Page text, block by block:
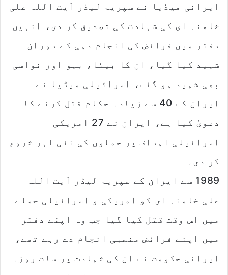
ایرانی میڈیا نے سپریم لیڈر آیت اللہ علی
خامنہ ای کی شہادت کی تصدیق کر دی، انہیں
دفتر میں فرائض کی انجام دہی کے دوران
شہید کیا گیا، ان کا بیٹا، بہو اور نواسی
بھی شہید ہو گئے، اسرائیلی میڈیا نے
ایران کے 40 سے زیادہ حکام قتل کرنے کا
دعویٰ کیا ہے، ایران نے 27 امریکی
اسرائیلی اہداف پر حملوں کی نئی لہر شروع
کر دی۔
1989 سے ایران کے سپریم لیڈر آیت اللہ
علی خامنہ ای کو امریکی و اسرائیلی حملے
میں اس وقت قتل کیا گیا جب وہ اپنے دفتر
میں اپنے فرائض منصبی انجام دے رہے تھے،
ایرانی حکومت نے ان کی شہادت پر سات روزہ